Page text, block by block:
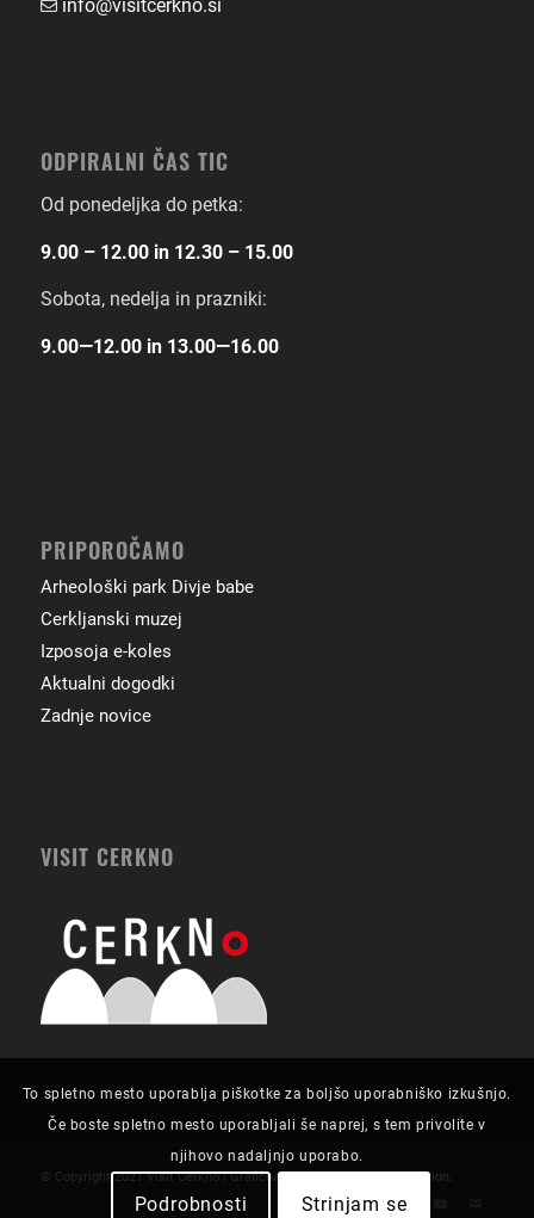
info@visitcerkno.si
ODPIRALNI ČAS TIC
Od ponedeljka do petka:
9.00 – 12.00 in 12.30 – 15.00
Sobota, nedelja in prazniki:
9.00―12.00 in 13.00―16.00
PRIPOROČAMO
Arheološki park Divje babe
Cerkljanski muzej
Izposoja e-koles
Aktualni dogodki
Zadnje novice
VISIT CERKNO
© Copyright 2021 Visit Cerkno | Grafična zasnova in izvedba:Futurion.
To spletno mesto uporablja piškotke za boljšo uporabniško izkušnjo.
Če boste spletno mesto uporabljali še naprej, s tem privolite v
njihovo nadaljnjo uporabo.
Podrobnosti Strinjam se